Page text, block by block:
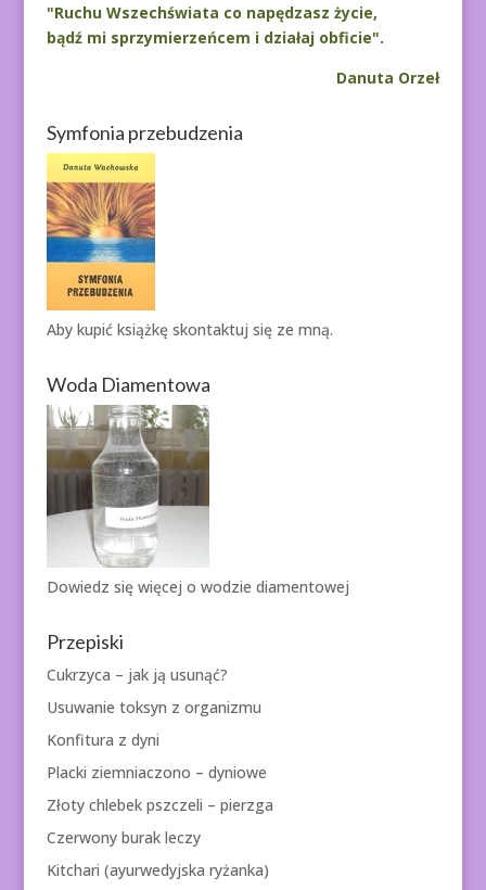
"Ruchu Wszechświata co napędzasz życie,
bądź mi sprzymierzeńcem i działaj obficie".
Danuta Orzeł
Symfonia przebudzenia
Aby kupić książkę skontaktuj się ze mną.
Woda Diamentowa
Dowiedz się więcej o wodzie diamentowej
Przepiski
Cukrzyca – jak ją usunąć?
Usuwanie toksyn z organizmu
Konfitura z dyni
Placki ziemniaczono – dyniowe
Złoty chlebek pszczeli – pierzga
Czerwony burak leczy
Kitchari (ayurwedyjska ryżanka)